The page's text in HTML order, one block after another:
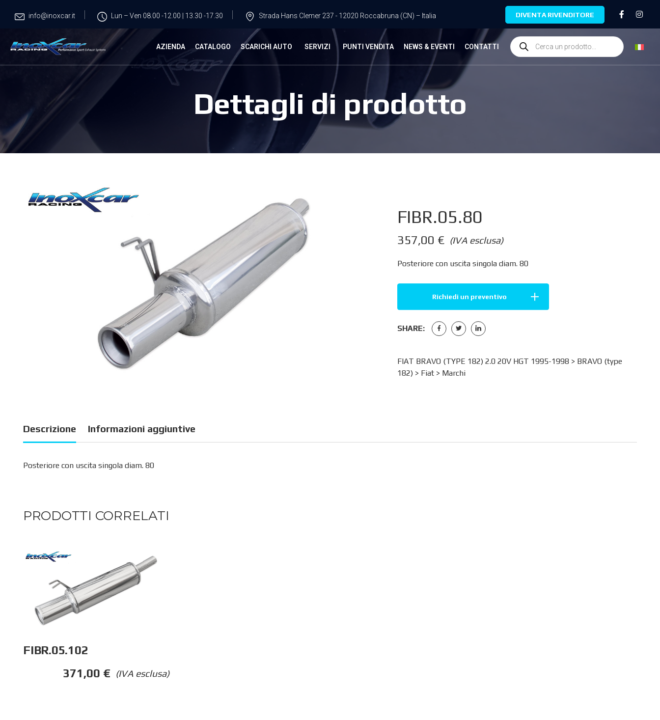
info@inoxcar.it Lun – Ven 08.00 -12.00 | 13.30 -17.30 Strada Hans Clemer 237 - 12020 Roccabruna (CN) – Italia DIVENTA RIVENDITORE
AZIENDA CATALOGO SCARICHI AUTO SERVIZI PUNTI VENDITA NEWS & EVENTI CONTATTI
Dettagli di prodotto
FIBR.05.80
(IVA esclusa)
357,00 €
Posteriore con uscita singola diam. 80
Richiedi un preventivo
SHARE:
FIAT BRAVO (TYPE 182) 2.0 20V HGT 1995-1998 > BRAVO (type
182)> Fiat> Marchi
Descrizione Informazioni aggiuntive
Posteriore con uscita singola diam. 80
PRODOTTI CORRELATI
FIBR.05.102
(IVA esclusa)
371,00 €